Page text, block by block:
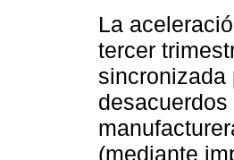
La
tercer
sincronizada
(mediante